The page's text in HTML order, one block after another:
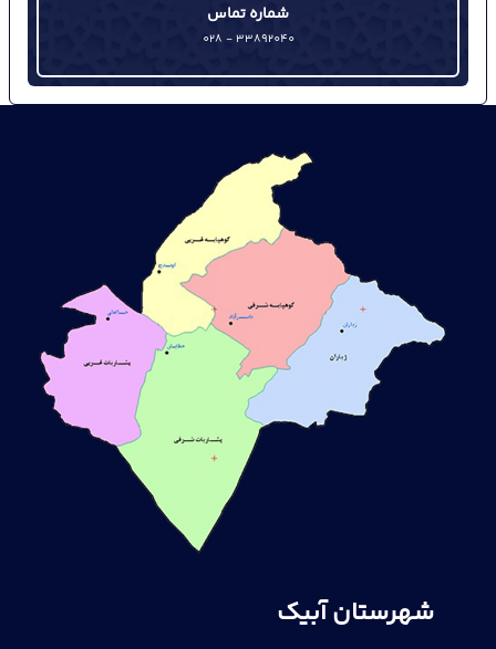
شماره تماس
33892040 - 028
شهرستان آبیک